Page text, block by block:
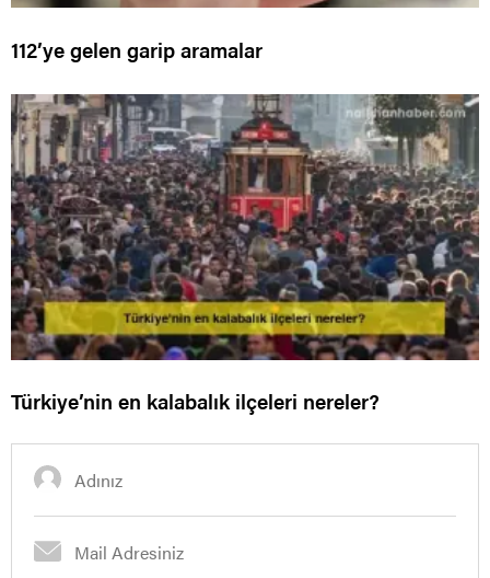
112’ye gelen garip aramalar
Türkiye’nin en kalabalık ilçeleri nereler?